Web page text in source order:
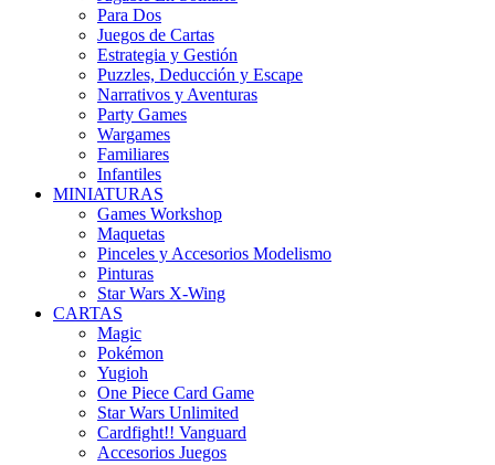
Para Dos
Juegos de Cartas
Estrategia y Gestión
Puzzles, Deducción y Escape
Narrativos y Aventuras
Party Games
Wargames
Familiares
Infantiles
MINIATURAS
Games Workshop
Maquetas
Pinceles y Accesorios Modelismo
Pinturas
Star Wars X-Wing
CARTAS
Magic
Pokémon
Yugioh
One Piece Card Game
Star Wars Unlimited
Cardfight!! Vanguard
Accesorios Juegos